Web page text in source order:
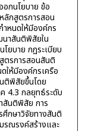
กนโยบาย ข้อ
กสูตรการสอน
หนดให้มีองค์กร
าสันติพิสัยใน
ยบาย กฎระเบียบ
รการสอนสันติ
ให้มีองค์กรเครือ
ติพิสัยขึ้นโดย
4.3 กลยุทธ์ระดับ
สันติพิสัย การ
กษาวิจัยทางสันติ
รณรงค์สร้างและ